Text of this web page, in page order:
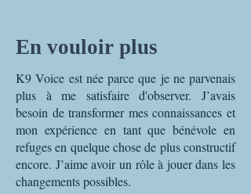
En vouloir plus
K9 Voice est née parce que je ne parvenais
plus à me satisfaire d'observer. J’avais
besoin de transformer mes connaissances et
mon expérience en tant que bénévole en
refuges en quelque chose de plus constructif
encore. J’aime avoir un rôle à jouer dans les
changements possibles.